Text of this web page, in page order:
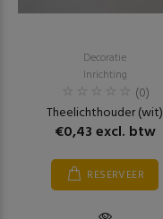
Decoratie
Inrichting
(0)
Theelichthouder (wit)
€0,43 excl. btw
RESERVEER